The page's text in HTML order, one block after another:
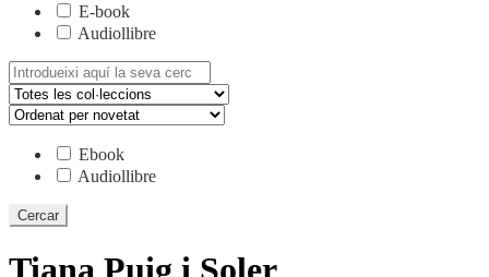
E-book
Audiollibre
Cerca:
Ebook
Audiollibre